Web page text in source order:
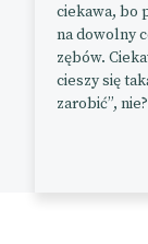
ciekawa, bo
na dowolny
zębów.
cieszy się
zarobić”,